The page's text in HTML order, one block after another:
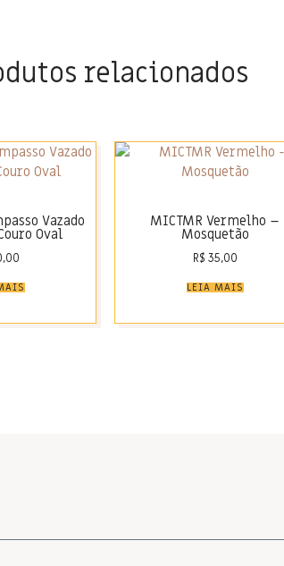
relacionados
Vazado
Oval
MICTMR Vermelho –
Mosquetão
R$ 35,00
LEIA MAIS